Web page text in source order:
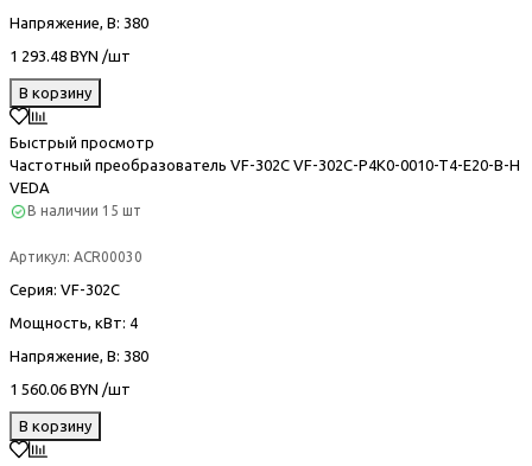
Напряжение, В: 380
1 293.48 BYN /шт
В корзину
Быстрый просмотр
Частотный преобразователь VF-302С VF-302C-P4K0-0010-T4-E20-B-H
VEDA
В наличии 15 шт
Артикул: ACR00030
Серия: VF-302С
Мощность, кВт: 4
Напряжение, В: 380
1 560.06 BYN /шт
В корзину